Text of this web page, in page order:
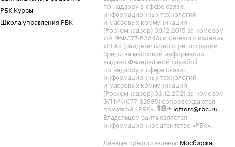
РБК Курсы
Школа управления РБК
по надзору в сфере связи,
информационных технологий
и массовых коммуникаций
(Роскомнадзор) 09.12.2015 за номером
ИА №ФС77-63848) и сетевого издания
«РБК» (свидетельство о регистрации
средства массовой информации
выдано Федеральной службой
по надзору в сфере связи,
информационных технологий
и массовых коммуникаций
(Роскомнадзор) 03.12.2021 за номером
ЭЛ №ФС77-82385) сопровождаются
пометкой «РБК». 18+ letters@rbc.ru
Владельцем сайта является
информационное агентство «РБК».
Данные предоставлены: Мосбиржа,